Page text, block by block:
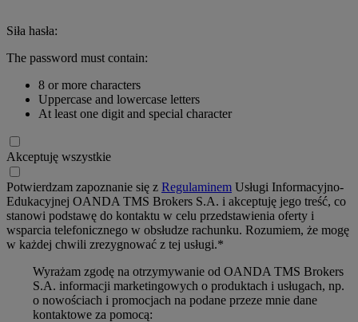
Siła hasła:
The password must contain:
8 or more characters
Uppercase and lowercase letters
At least one digit and special character
Akceptuję wszystkie
Potwierdzam zapoznanie się z Regulaminem Usługi Informacyjno-
Edukacyjnej OANDA TMS Brokers S.A. i akceptuję jego treść, co
stanowi podstawę do kontaktu w celu przedstawienia oferty i
wsparcia telefonicznego w obsłudze rachunku. Rozumiem, że mogę
w każdej chwili zrezygnować z tej usługi.*
Wyrażam zgodę na otrzymywanie od OANDA TMS Brokers
S.A. informacji marketingowych o produktach i usługach, np.
o nowościach i promocjach na podane przeze mnie dane
kontaktowe za pomocą: